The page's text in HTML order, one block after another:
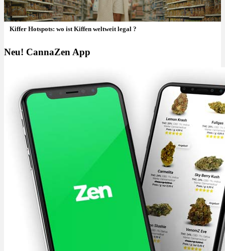
Kiffer Hotspots: wo ist Kiffen weltweit legal ?
Neu! CannaZen App